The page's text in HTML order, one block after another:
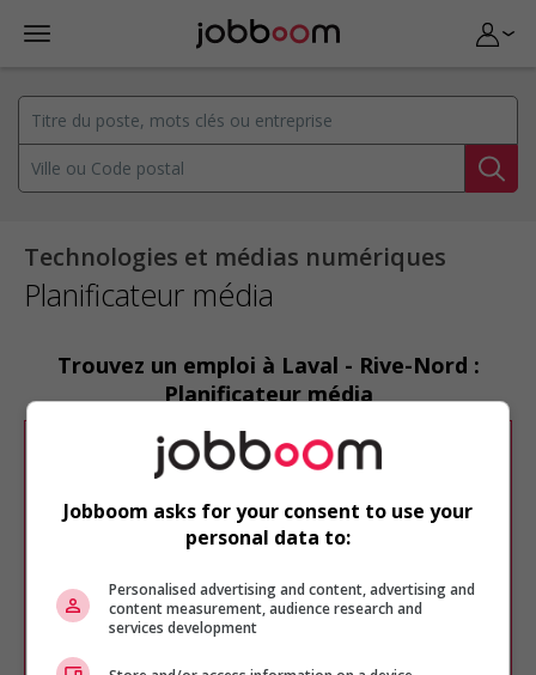
Technologies et médias numériques
Planificateur média
Trouvez un emploi à Laval - Rive-Nord :
Planificateur média
Désolé, cette recherche n'a produit aucun
résultat.
Veuillez faire une nouvelle recherche.
Vous pouvez en tout temps utiliser nos
chercher un poste selon votre profil
d'intérêt en emploi en vousinscrivant
comme membre Jobboom.
Jobboom asks for your consent to use your
personal data to:
Personalised advertising and content, advertising and
content measurement, audience research and
services development